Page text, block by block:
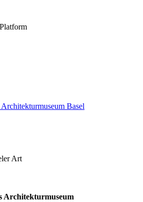
Basel
Art
Architekturmuseum